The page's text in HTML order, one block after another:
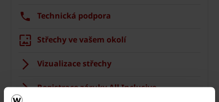
Technická podpora
Střechy ve vašem okolí
Vizualizace střechy
Registrace záruky All Inclusive